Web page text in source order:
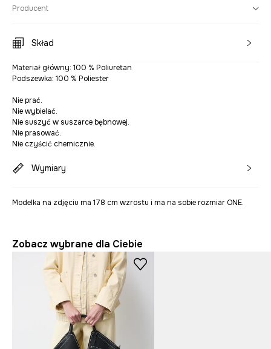
Producent
Skład
Materiał główny: 100 % Poliuretan
Podszewka: 100 % Poliester
Nie prać.
Nie wybielać.
Nie suszyć w suszarce bębnowej.
Nie prasować.
Nie czyścić chemicznie.
Wymiary
Modelka na zdjęciu ma 178 cm wzrostu i ma na sobie rozmiar ONE.
Zobacz wybrane dla Ciebie